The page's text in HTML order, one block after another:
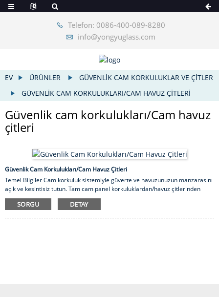
Telefon: 0086-400-089-8280
info@yongyuglass.com
EV ÜRÜNLER
GÜVENLIK CAM KORKULUKLAR VE ÇITLER
GÜVENLIK CAM KORKULUKLARI/CAM HAVUZ ÇITLERI
Güvenlik cam korkulukları/Cam havuz
çitleri
Güvenlik Cam Korkulukları/Cam Havuz Çitleri
Temel Bilgiler Cam korkuluk sistemiyle güverte ve havuzunuzun manzarasını
açık ve kesintisiz tutun. Tam cam panel korkuluklardan/havuz çitlerinden
temperli cam korkuluklara kadar, iç veya dış mekanlarda cam korkuluk
sistemi kurmak, dikkat çekmenin ve güverte korkuluğu/havuz çiti fikirlerinizi
SORGU DETAY